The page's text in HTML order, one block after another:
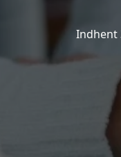
Indhent